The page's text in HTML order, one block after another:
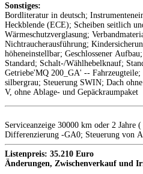
Sonstiges:
Bordliteratur in deutsch;
Heckblende (ECE); Scheiben seitlich
Wärmeschutzverglasung;
Nichtraucherausführung;
höheneinstellbar; Geschlossener
Standard; Schalt-/Wählhebelknauf;
Getriebe'MQ 200_GA' --
silbergrau; Steuerung SWIN; Dach
V, ohne Ablage- und Gepäckraumpaket
Serviceanzeige 30000 km oder 2 Jahre
Differenzierung -GA0; Steuerung von
Listenpreis: 35.210 Euro
Änderungen, Zwischenverkauf und